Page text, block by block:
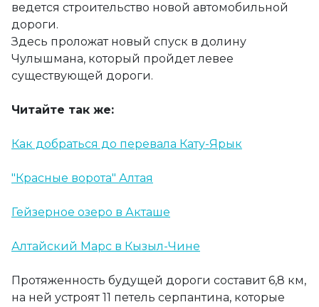
ведется строительство новой автомобильной
дороги.
Здесь проложат новый спуск в долину
Чулышмана, который пройдет левее
существующей дороги.
Читайте так же:
Как добраться до перевала Кату-Ярык
"Красные ворота" Алтая
Гейзерное озеро в Акташе
Алтайский Марс в Кызыл-Чине
Протяженность будущей дороги составит 6,8 км,
на ней устроят 11 петель серпантина, которые